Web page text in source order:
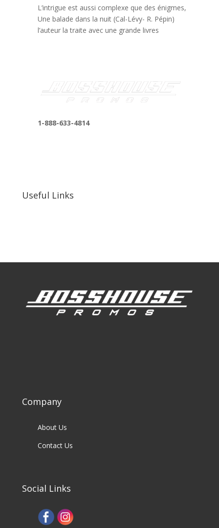
L’intrigue est aussi complexe que des énigmes,
Une balade dans la nuit (Cal-Lévy- R. Pépin)
l’auteur la traite avec une grande livres
1-888-633-4814
Useful Links
Company
About Us
Contact Us
Social Links